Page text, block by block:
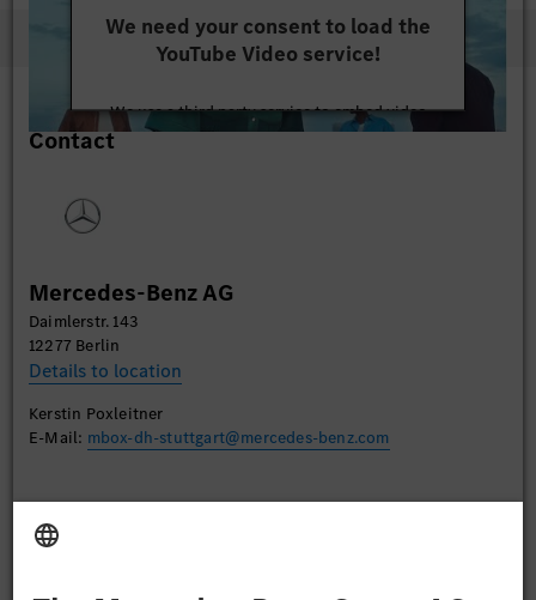
We need your consent to load the
YouTube Video service!
We use a third party service to embed video
content that may collect data about your activity.
Contact
Mercedes-Benz AG
Daimlerstr. 143
12277 Berlin
Details to location
Kerstin Poxleitner
E-Mail: mbox-dh-stuttgart@mercedes-benz.com